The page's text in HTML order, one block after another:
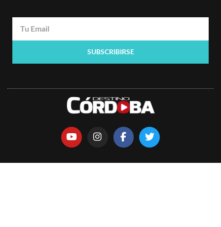
SUBSCRIBIRSE